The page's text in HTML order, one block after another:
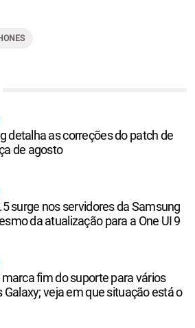
detalha as correções do patch de
de agosto
surge nos servidores da Samsung
da atualização para a One UI 9
marca fim do suporte para vários
Galaxy; veja em que situação está o